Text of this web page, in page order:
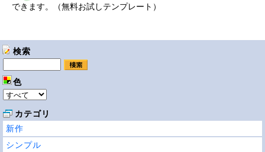
検索
色
カテゴリ
新作
シンプル
できます。（無料お試しテンプレート）